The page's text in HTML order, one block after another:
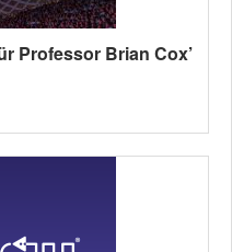
Professor Brian Cox’